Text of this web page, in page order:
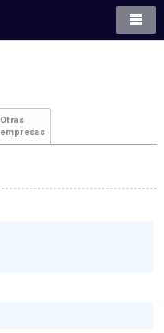
Otras
empresas